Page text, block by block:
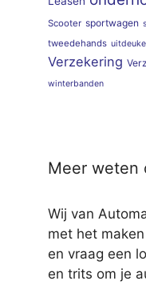
Scooter sportwagen
tweedehands
Verzekering
winterbanden
Meer weten
Wij van
met het
en vraag een
en trits om je